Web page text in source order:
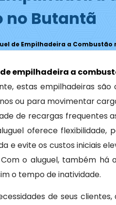
no Butantã
de Empilhadeira a Combustão
empilhadeira a
estas empilhadeiras
ou para movimentar
de recargas frequentes
oferece
e evite os custos iniciais
Com o aluguel, também
o tempo de inatividade.
de seus